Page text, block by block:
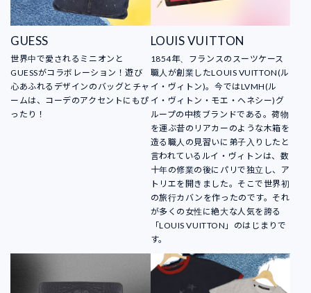
GUESS
世界中で愛されるミニオンと
GUESSがコラボレーション！遊び
心あふれるデザインのバッグとチャ
ームは、コーデのアクセントにもぴ
ったり！
LOUIS VUITTON
1854年、フランスのスーツケース
職人が創業したLOUIS VUITTON(ル
イ・ヴィトン)。今ではLVMH(ル
イ・ヴィトン・モエ・ヘネシー)グ
ループの中核ブランドである。荷物
を運ぶ昔のリアカーのような木箱を
造る職人の見習いに弟子入りしたと
言われているルイ・ヴィトンは、数
十年の修業の後にパリで独立し、ア
トリエを開きました。そこで世界初
の旅行カバンを作ったのです。それ
が多くの女性に絶大な人気を誇る
「LOUIS VUITTON」のはじまりで
す。